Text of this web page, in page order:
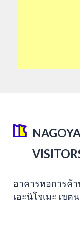
อาคารหอการค้า
เอะนิโจเมะ เขต